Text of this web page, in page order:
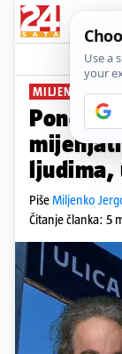
MILJENKO
ljudima,
PišeMiljenko
Čitanje članka: 5